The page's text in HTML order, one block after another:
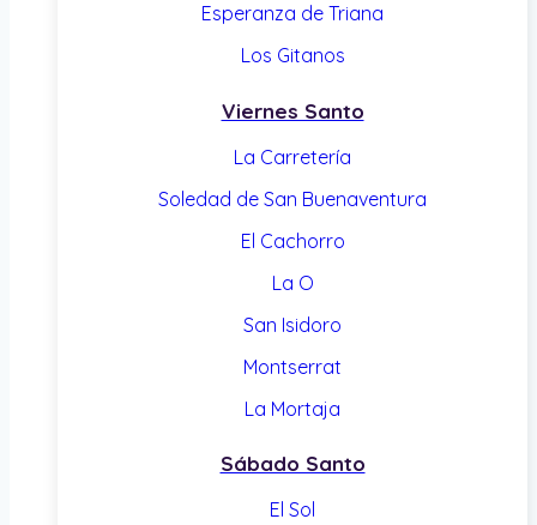
Esperanza de Triana
Los Gitanos
Viernes Santo
La Carretería
Soledad de San Buenaventura
El Cachorro
La O
San Isidoro
Montserrat
La Mortaja
Sábado Santo
El Sol